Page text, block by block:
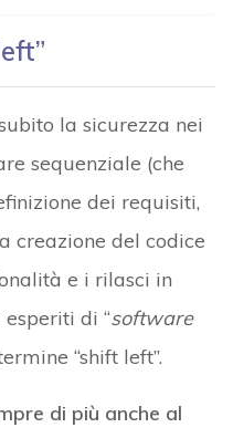
la sicurezza nei
sequenziale (che
dei requisiti,
creazione del codice
e i rilasci in
di “software
“shift left”.
di più anche al